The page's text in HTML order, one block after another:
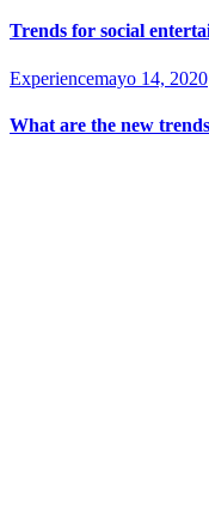
Trends for social
Experiencemayo 14, 2020
What are the new